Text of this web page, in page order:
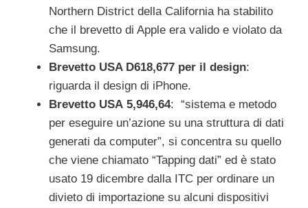
Northern District della California ha stabilito
che il brevetto di Apple era valido e violato da
Samsung.
Brevetto USA D618,677 per il design:
riguarda il design di iPhone.
Brevetto USA 5,946,64: “sistema e metodo
per eseguire un’azione su una struttura di dati
generati da computer”, si concentra su quello
che viene chiamato “Tapping dati” ed è stato
usato 19 dicembre dalla ITC per ordinare un
divieto di importazione su alcuni dispositivi